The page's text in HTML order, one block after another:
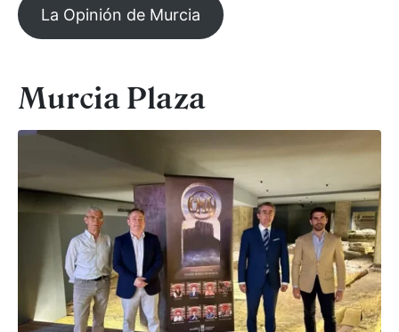
La Opinión de Murcia
Murcia Plaza